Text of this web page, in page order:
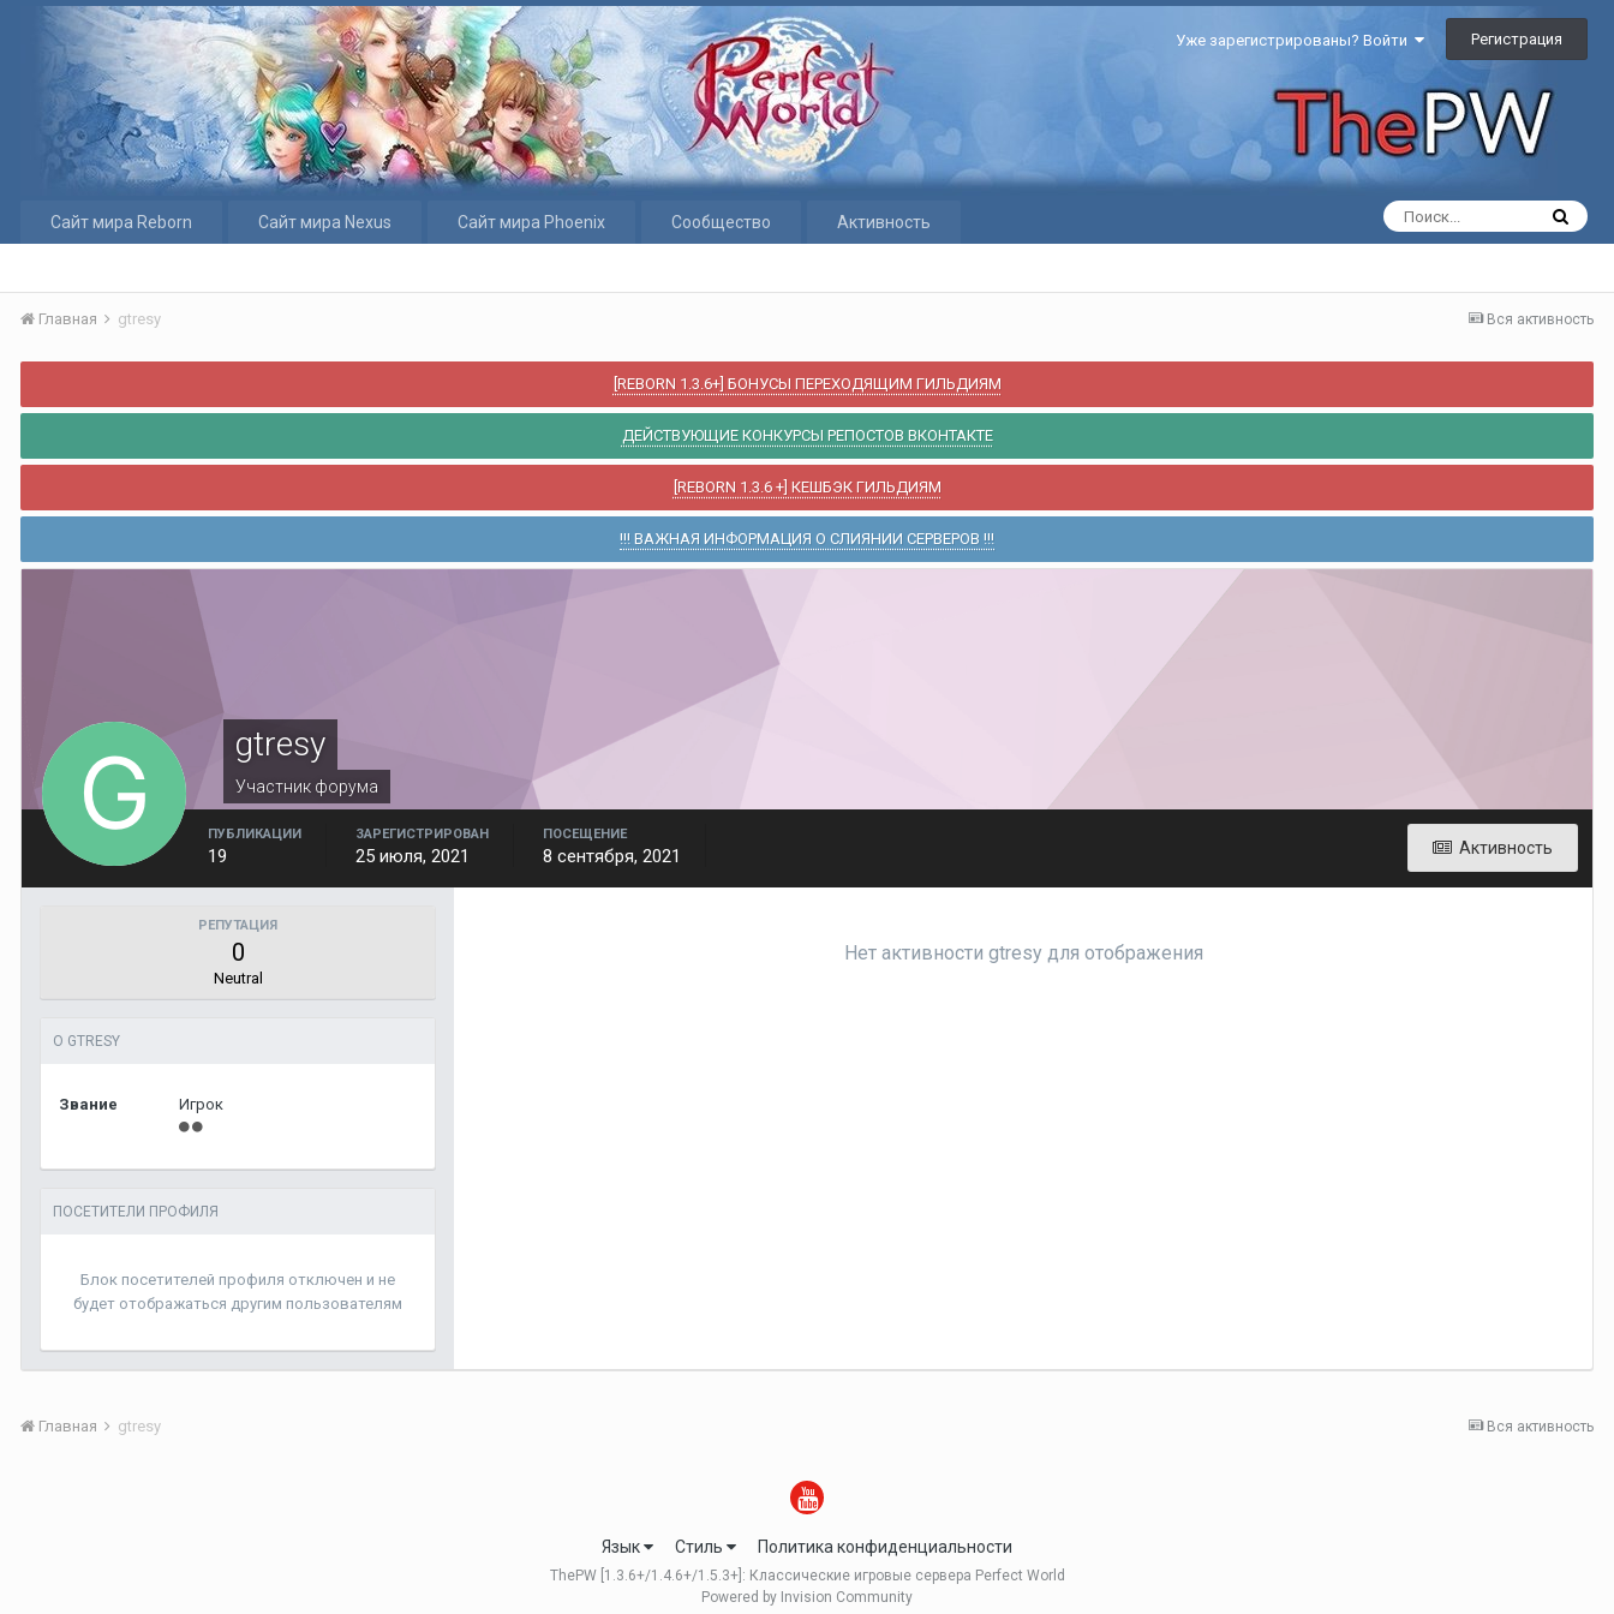
Уже зарегистрированы? Войти Регистрация
Сайт мира Reborn Сайт мира Nexus Сайт мира Phoenix Сообщество Активность
Вся активность
Главная gtresy
[REBORN 1.3.6+] БОНУСЫ ПЕРЕХОДЯЩИМ ГИЛЬДИЯМ
ДЕЙСТВУЮЩИЕ КОНКУРСЫ РЕПОСТОВ ВКОНТАКТЕ
[REBORN 1.3.6 +] КЕШБЭК ГИЛЬДИЯМ
!!! ВАЖНАЯ ИНФОРМАЦИЯ О СЛИЯНИИ СЕРВЕРОВ !!!
gtresy
Участник форума
Активность
ПУБЛИКАЦИИ
19
ЗАРЕГИСТРИРОВАН
25 июля, 2021
ПОСЕЩЕНИЕ
8 сентября, 2021
РЕПУТАЦИЯ
0
Neutral
О GTRESY
Звание Игрок
ПОСЕТИТЕЛИ ПРОФИЛЯ
Блок посетителей профиля отключен и не
будет отображаться другим пользователям
Нет активности gtresy для отображения
Вся активность
Главная gtresy
Язык Стиль Политика конфиденциальности
ThePW [1.3.6+/1.4.6+/1.5.3+]: Классические игровые сервера Perfect World
Powered by Invision Community